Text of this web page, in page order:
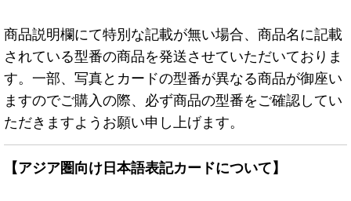
商品説明欄にて特別な記載が無い場合、商品名に記載
されている型番の商品を発送させていただいておりま
す。一部、写真とカードの型番が異なる商品が御座い
ますのでご購入の際、必ず商品の型番をご確認してい
ただきますようお願い申し上げます。
【アジア圏向け日本語表記カードについて】